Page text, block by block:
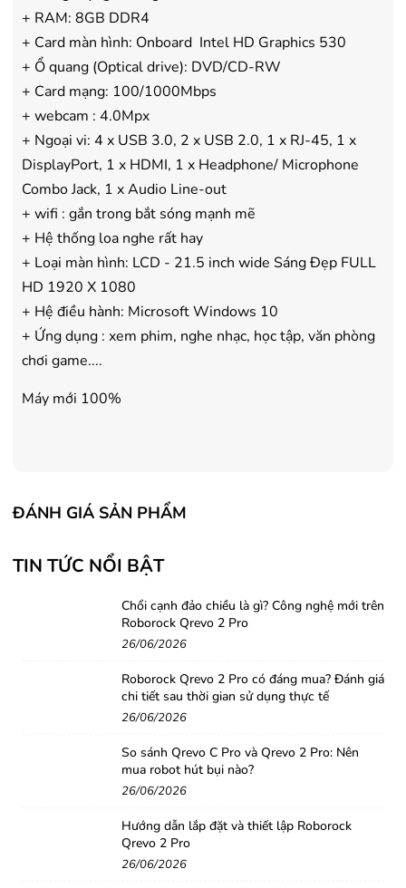
+ RAM: 8GB DDR4
+ Card màn hình: Onboard Intel HD Graphics 530
+ Ổ quang (Optical drive): DVD/CD-RW
+ Card mạng: 100/1000Mbps
+ webcam : 4.0Mpx
+ Ngoại vi: 4 x USB 3.0, 2 x USB 2.0, 1 x RJ-45, 1 x
DisplayPort, 1 x HDMI, 1 x Headphone/ Microphone
Combo Jack, 1 x Audio Line-out
+ wifi : gắn trong bắt sóng mạnh mẽ
+ Hệ thống loa nghe rất hay
+ Loại màn hình: LCD - 21.5 inch wide Sáng Đẹp FULL
HD 1920 X 1080
+ Hệ điều hành: Microsoft Windows 10
+ Ứng dụng : xem phim, nghe nhạc, học tập, văn phòng
chơi game....
Máy mới 100%
ĐÁNH GIÁ SẢN PHẨM
TIN TỨC NỔI BẬT
Chổi cạnh đảo chiều là gì? Công nghệ mới trên
Roborock Qrevo 2 Pro
26/06/2026
Roborock Qrevo 2 Pro có đáng mua? Đánh giá
chi tiết sau thời gian sử dụng thực tế
26/06/2026
So sánh Qrevo C Pro và Qrevo 2 Pro: Nên
mua robot hút bụi nào?
26/06/2026
Hướng dẫn lắp đặt và thiết lập Roborock
Qrevo 2 Pro
26/06/2026